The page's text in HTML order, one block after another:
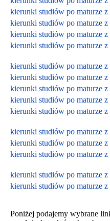
kierunki studiów po maturze z
kierunki studiów po maturze
kierunki studiów po maturze z
kierunki studiów po maturze z
kierunki studiów po maturze
kierunki studiów po maturze z
kierunki studiów po maturze
kierunki studiów po maturze
kierunki studiów po maturze z
kierunki studiów po maturze z
kierunki studiów po maturze
kierunki studiów po maturze
kierunki studiów po maturze
kierunki studiów po maturze z
Poniżej podajemy wybrane